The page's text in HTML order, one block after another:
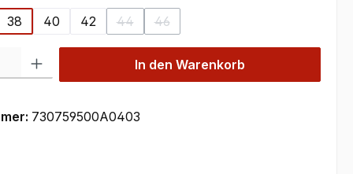
Option ist zurzeit nicht verfügbar.)
38 40 42 44
(Diese Option ist zurzeit nicht verfügbar.)
46
(Diese Option ist zurzeit nicht
In den Warenkorb
730759500A0403